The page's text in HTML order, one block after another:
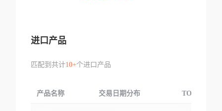
进口产品
匹配到共计10+个进口产品
产品名称 交易日期分布 TOP3交易国